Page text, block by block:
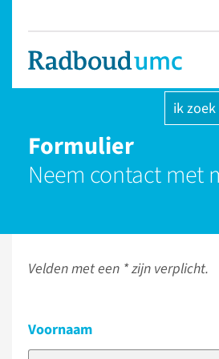
ik zoek
Formulier
Neem contact met
Velden met een * zijn verplicht.
Voornaam